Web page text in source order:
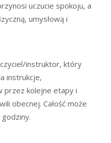
uczucie spokoju, a
umysłową i
instruktor, który
instrukcje,
przez kolejne etapy i
obecnej. Całość może